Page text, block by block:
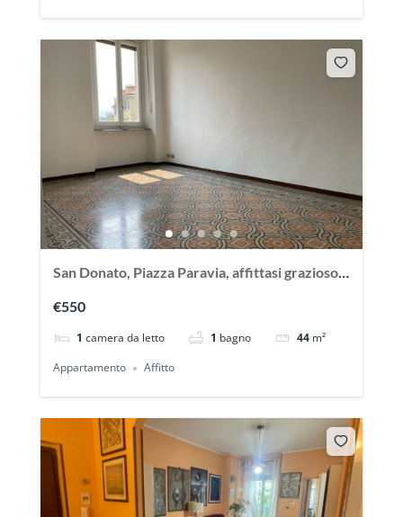
San Donato, Piazza Paravia, affittasi grazioso
€550
1 camera da letto 1 bagno 44 m²
Appartamento
Affitto